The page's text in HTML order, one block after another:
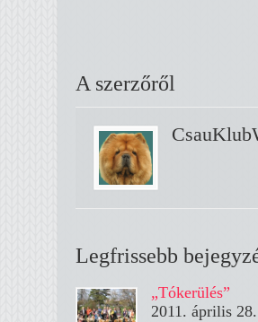
A szerzőről
Legfrissebb
„Tókerülés”
2011. április